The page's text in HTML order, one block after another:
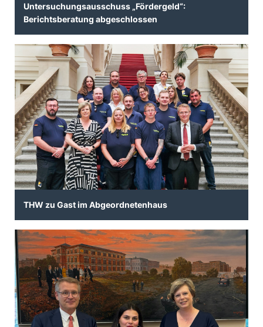
Untersuchungsausschuss „Fördergeld“:
Berichtsberatung abgeschlossen
THW zu Gast im Abgeordnetenhaus